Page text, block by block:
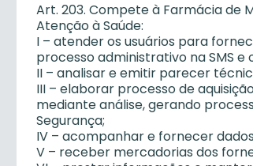
Art. 203. Compete à Farmácia de
Atenção à Saúde:
I – atender os usuários para
processo administrativo na SMS e
II – analisar e emitir parecer
III – elaborar processo de
mediante análise, gerando
Segurança;
IV – acompanhar e fornecer
V – receber mercadorias dos